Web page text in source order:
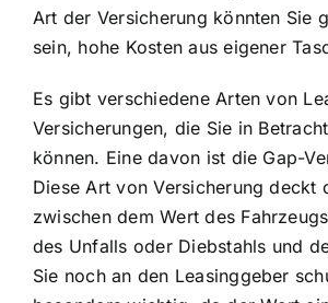
Art der Versicherung könnten Sie
sein, hohe Kosten aus eigener
Es gibt verschiedene Arten von
Versicherungen, die Sie in
können. Eine davon ist die Gap-
Diese Art von Versicherung deckt
zwischen dem Wert des
des Unfalls oder Diebstahls und
Sie noch an den Leasinggeber